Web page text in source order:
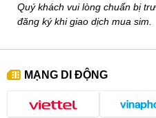
Quý khách vui lòng chuẩn bị
đăng ký khi giao dịch mua sim.
MẠNG DI ĐỘNG